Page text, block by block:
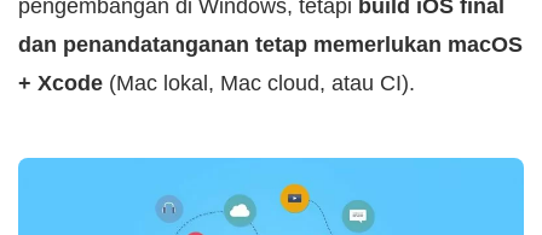
pengembangan di Windows, tetapi build iOS final
dan penandatanganan tetap memerlukan macOS
+ Xcode (Mac lokal, Mac cloud, atau CI).